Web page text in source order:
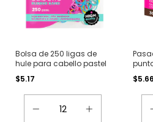
Bolsa de 250 ligas de
hule para cabello pastel
$5.17
con
$5.66